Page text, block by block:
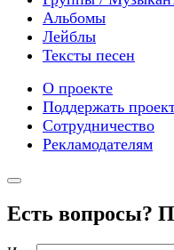
Альбомы
Лейблы
Тексты песен
О проекте
Поддержать
Сотрудничество
Рекламодателям
Есть вопросы?